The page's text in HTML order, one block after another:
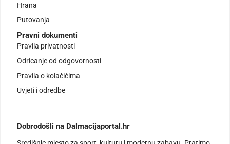
Hrana
Putovanja
Pravni dokumenti
Pravila privatnosti
Odricanje od odgovornosti
Pravila o kolačićima
Uvjeti i odredbe
Dobrodošli na Dalmacijaportal.hr